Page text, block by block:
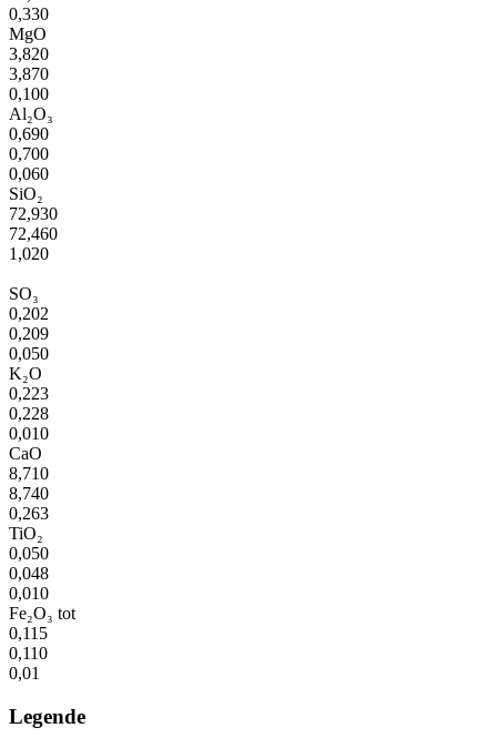
0,330
MgO
3,820
3,870
0,100
Al₂O₃
0,690
0,700
0,060
SiO₂
72,930
72,460
1,020
SO₃
0,202
0,209
0,050
K₂O
0,223
0,228
0,010
CaO
8,710
8,740
0,263
TiO₂
0,050
0,048
0,010
Fe₂O₃ tot
0,115
0,110
0,01
Legende